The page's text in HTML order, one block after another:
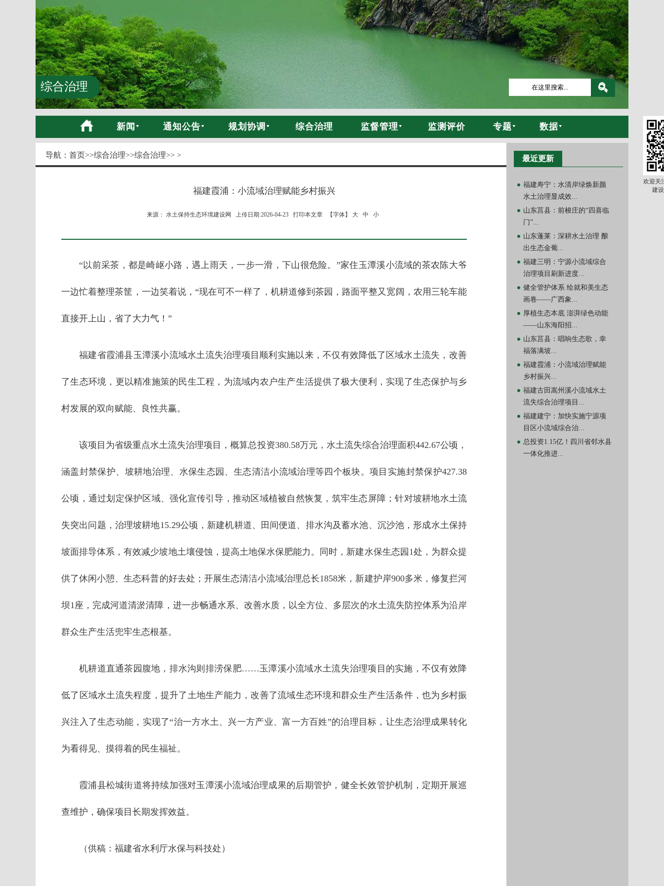
综合治理
新闻 通知公告 规划协调 综合治理 监督管理 监测评价 专题 数据
导航： 首页>>综合治理>>综合治理>> >
福建霞浦：小流域治理赋能乡村振兴
来源： 水土保持生态环境建设网 上传日期:2026-04-23 打印本文章 【字体】 大 中 小
“以前采茶，都是崎岖小路，遇上雨天，一步一滑，下山很危险。”家住玉潭溪小流域的茶农陈大爷
一边忙着整理茶筐，一边笑着说，“现在可不一样了，机耕道修到茶园，路面平整又宽阔，农用三轮车能
直接开上山，省了大力气！”
福建省霞浦县玉潭溪小流域水土流失治理项目顺利实施以来，不仅有效降低了区域水土流失，改善
了生态环境，更以精准施策的民生工程，为流域内农户生产生活提供了极大便利，实现了生态保护与乡
村发展的双向赋能、良性共赢。
该项目为省级重点水土流失治理项目，概算总投资380.58万元，水土流失综合治理面积442.67公顷，
涵盖封禁保护、坡耕地治理、水保生态园、生态清洁小流域治理等四个板块。项目实施封禁保护427.38
公顷，通过划定保护区域、强化宣传引导，推动区域植被自然恢复，筑牢生态屏障；针对坡耕地水土流
失突出问题，治理坡耕地15.29公顷，新建机耕道、田间便道、排水沟及蓄水池、沉沙池，形成水土保持
坡面排导体系，有效减少坡地土壤侵蚀，提高土地保水保肥能力。同时，新建水保生态园1处，为群众提
供了休闲小憩、生态科普的好去处；开展生态清洁小流域治理总长1858米，新建护岸900多米，修复拦河
坝1座，完成河道清淤清障，进一步畅通水系、改善水质，以全方位、多层次的水土流失防控体系为沿岸
群众生产生活兜牢生态根基。
机耕道直通茶园腹地，排水沟则排涝保肥……玉潭溪小流域水土流失治理项目的实施，不仅有效降
低了区域水土流失程度，提升了土地生产能力，改善了流域生态环境和群众生产生活条件，也为乡村振
兴注入了生态动能，实现了“治一方水土、兴一方产业、富一方百姓”的治理目标，让生态治理成果转化
为看得见、摸得着的民生福祉。
霞浦县松城街道将持续加强对玉潭溪小流域治理成果的后期管护，健全长效管护机制，定期开展巡
查维护，确保项目长期发挥效益。
（供稿：福建省水利厅水保与科技处）
最近更新
福建寿宁：水清岸绿焕新颜
水土治理显成效...
山东莒县：前梭庄的“四喜临
门”...
山东蓬莱：深耕水土治理 酿
出生态金葡...
福建三明：宁源小流域综合
治理项目刷新进度...
健全管护体系 绘就和美生态
画卷——广西象...
厚植生态本底 澎湃绿色动能
——山东海阳招...
山东莒县：唱响生态歌，幸
福落满坡...
福建霞浦：小流域治理赋能
乡村振兴...
福建古田嵩州溪小流域水土
流失综合治理项目...
福建建宁：加快实施宁源项
目区小流域综合治...
总投资1.15亿！四川省邻水县
一体化推进...
欢迎关
建